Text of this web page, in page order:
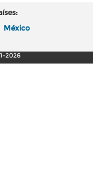
México
2026